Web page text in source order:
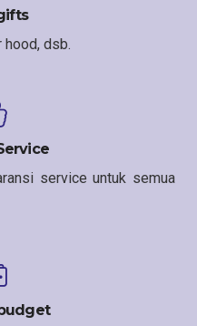
hood, dsb.
service untuk semua